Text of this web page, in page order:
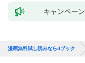
キャンペーン
漫画無料試し読みならdブック